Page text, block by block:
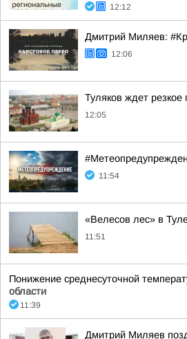
12:12
Дмитрий Миляев:
12:06
Туляков ждет резкое
12:05
11:54
«Велесов лес» в
11:51
Понижение среднесуточной
области
11:39
Дмитрий Миляев